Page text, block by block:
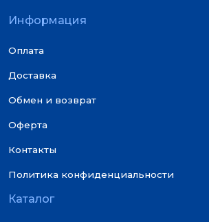
Информация
Оплата
Доставка
Обмен и возврат
Оферта
Контакты
Политика конфиденциальности
Каталог